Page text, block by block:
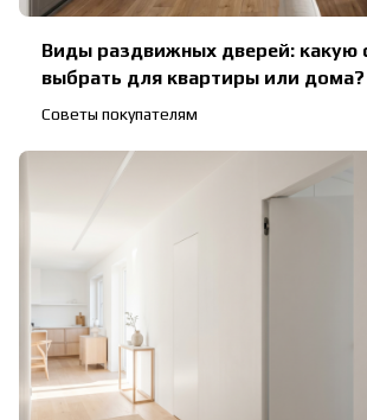
Виды раздвижных дверей: какую
выбрать для квартиры или дома?
Советы покупателям